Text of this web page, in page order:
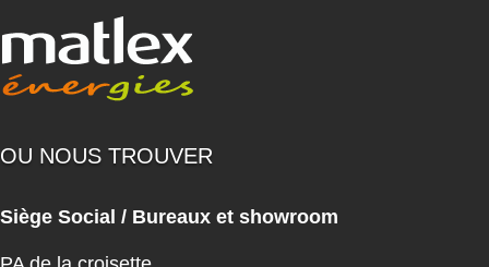
OU NOUS TROUVER
Siège Social / Bureaux et showroom